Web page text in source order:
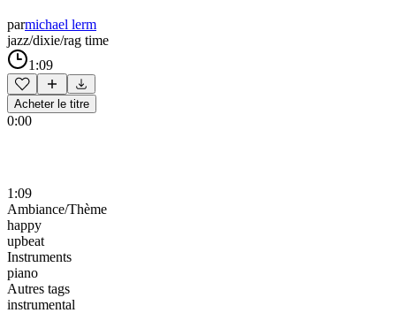
parmichael lerm
jazz/dixie/rag time
1:09
Acheter le titre
0:00
1:09
Ambiance/Thème
happy
upbeat
Instruments
piano
Autres tags
instrumental